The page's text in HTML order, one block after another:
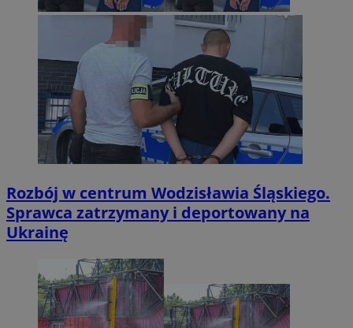
Rozbój w centrum Wodzisławia Śląskiego.
Sprawca zatrzymany i deportowany na
Ukrainę